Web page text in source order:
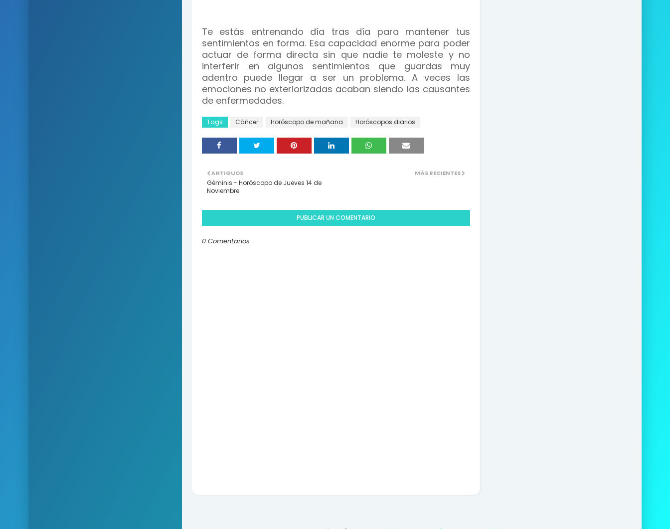
Te estás entrenando día tras día para mantener tus
sentimientos en forma. Esa capacidad enorme para poder
actuar de forma directa sin que nadie te moleste y no
interferir en algunos sentimientos que guardas muy
adentro puede llegar a ser un problema. A veces las
emociones no exteriorizadas acaban siendo las causantes
de enfermedades.
Tags Cáncer Horóscopo de mañana Horóscopos diarios
MÁS RECIENTES
ANTIGUOS
Géminis - Horóscopo de Jueves 14 de
Noviembre
PUBLICAR UN COMENTARIO
0 Comentarios